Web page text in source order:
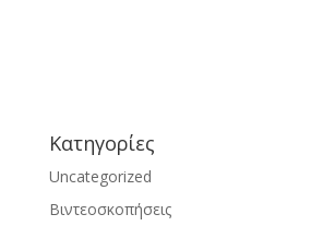
Kατηγορίες
Uncategorized
Βιντεοσκοπήσεις